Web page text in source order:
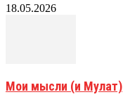
18.05.2026
Мои мысли (и Мулат)